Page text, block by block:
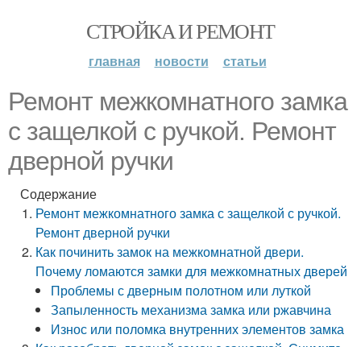
СТРОЙКА И РЕМОНТ
главная новости статьи
Ремонт межкомнатного замка
с защелкой с ручкой. Ремонт
дверной ручки
Содержание
Ремонт межкомнатного замка с защелкой с ручкой.
Ремонт дверной ручки
Как починить замок на межкомнатной двери.
Почему ломаются замки для межкомнатных дверей
Проблемы с дверным полотном или луткой
Запыленность механизма замка или ржавчина
Износ или поломка внутренних элементов замка